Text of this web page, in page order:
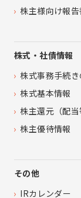
株主様向け報告
株式・社債情報
株式事務手続
株式基本情報
株主還元（配当
株主優待情報
その他
IRカレンダー